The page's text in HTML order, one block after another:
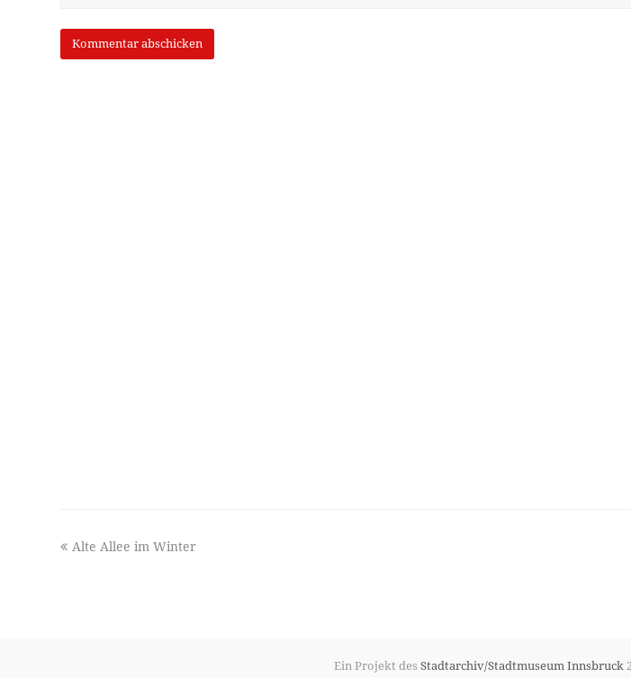
previous
Alte Allee im Winter
Ein Projekt des Stadtarchiv/Stadtmuseum Innsbruck